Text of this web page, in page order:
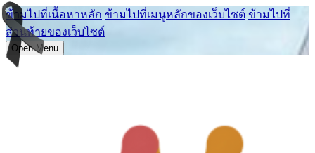
ข้ามไปที่เนื้อหาหลัก ข้ามไปที่เมนูหลักของเว็บไซต์ ข้ามไปที่
ส่วนท้ายของเว็บไซต์
Open Menu